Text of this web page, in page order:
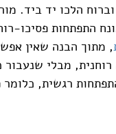
הלכו יד ביד.
התפתחות פסיכו-
, מתוך הבנה שאין
מבלי שנעבור
רגשית, כלומר